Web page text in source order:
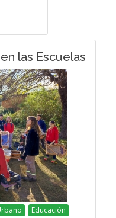
las Escuelas
Educación